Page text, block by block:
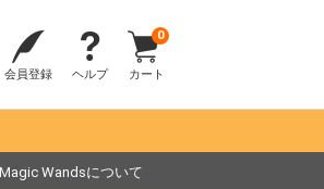
会員登録 ヘルプ カート
0
Magic Wandsについて